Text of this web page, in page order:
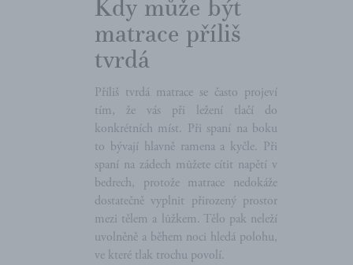
matrace příliš
tvrdá
Příliš tvrdá matrace se často projeví
tím, že vás při ležení tlačí do
konkrétních míst. Při spaní na boku
to bývají hlavně ramena a kyčle. Při
spaní na zádech můžete cítit napětí v
bedrech, protože matrace nedokáže
dostatečně vyplnit přirozený prostor
mezi tělem a lůžkem. Tělo pak neleží
uvolněně a během noci hledá polohu,
ve které tlak trochu povolí.